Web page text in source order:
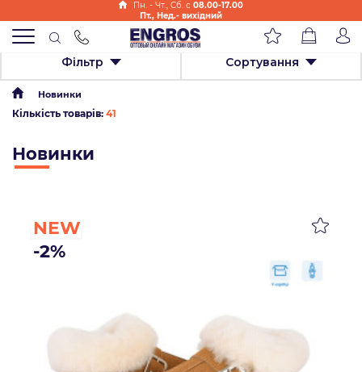
Пн. - Чт., Cб. с 08.00-17.00
Пт., Нед.- вихідний
Фільтр Сортування
Новинки
Кількість товарів: 41
Новинки
NEW
-2%